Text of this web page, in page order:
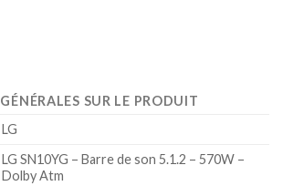
SUR LE PRODUIT
LG
LG SN10YG – Barre de son 5.1.2 – 570W –
Dolby Atm